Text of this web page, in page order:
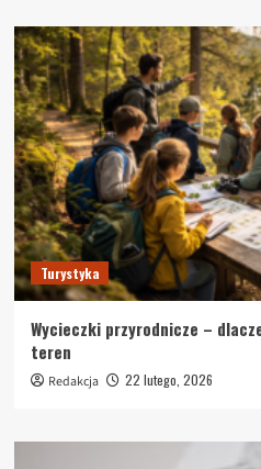
Turystyka
Wycieczki przyrodnicze –
teren
Redakcja 22 lutego, 2026